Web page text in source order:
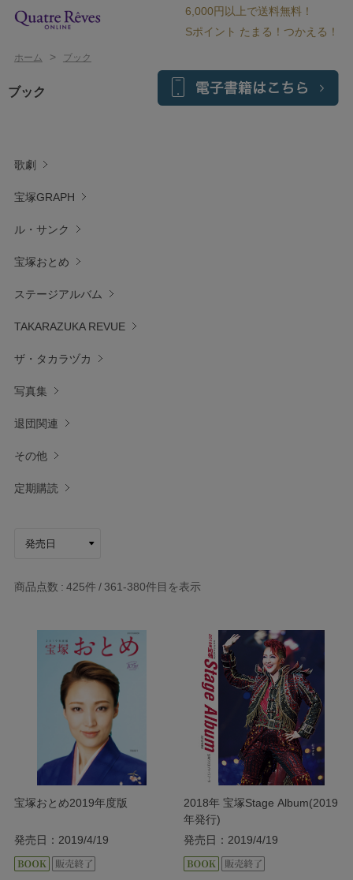
6,000円以上で送料無料！
Sポイント たまる！つかえる！
ホーム > ブック
ブック
歌劇
宝塚GRAPH
ル・サンク
宝塚おとめ
ステージアルバム
TAKARAZUKA REVUE
ザ・タカラヅカ
写真集
退団関連
その他
定期購読
商品点数 425件 361-380件目を表示
宝塚おとめ2019年度版
発売日：2019/4/19
2018年 宝塚Stage Album(2019
年発行)
発売日：2019/4/19